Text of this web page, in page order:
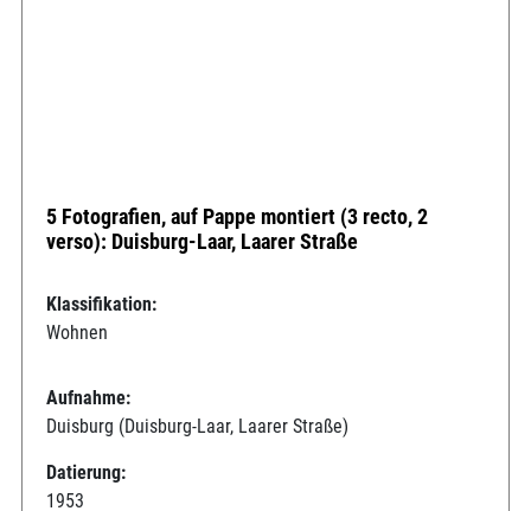
5 Fotografien, auf Pappe montiert (3 recto, 2
verso): Duisburg-Laar, Laarer Straße
Klassifikation:
Wohnen
Aufnahme:
Duisburg (Duisburg-Laar, Laarer Straße)
Datierung:
1953